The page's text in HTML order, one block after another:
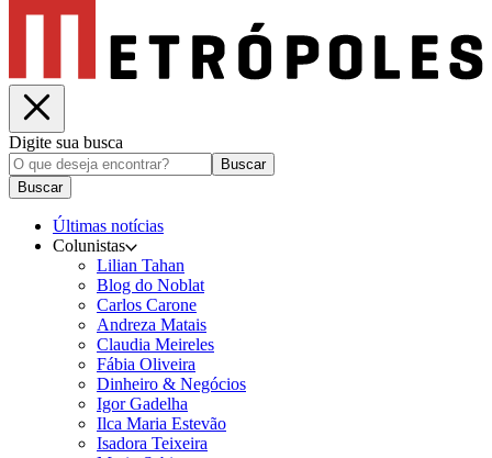
Digite sua busca
Buscar
Buscar
Últimas notícias
Colunistas
Lilian Tahan
Blog do Noblat
Carlos Carone
Andreza Matais
Claudia Meireles
Fábia Oliveira
Dinheiro & Negócios
Igor Gadelha
Ilca Maria Estevão
Isadora Teixeira